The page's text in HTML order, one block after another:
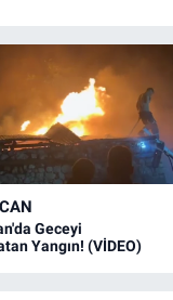
Geceyi
Yangın! (VİDEO)